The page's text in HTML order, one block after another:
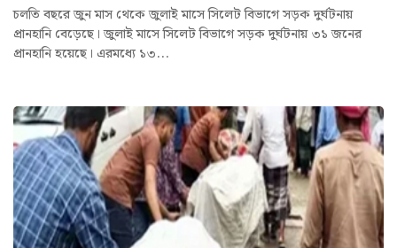
চলতি বছরে জুন মাস থেকে জুলাই মাসে সিলেট বিভাগে সড়ক দুর্ঘটনায়
প্রানহানি বেড়েছে। জুলাই মাসে সিলেট বিভাগে সড়ক দুর্ঘটনায় ৩১ জনের
প্রানহানি হয়েছে। এরমধ্যে ১৩...